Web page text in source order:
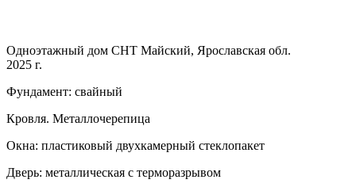
Одноэтажный дом СНТ Майский, Ярославская обл.
2025 г.
Фундамент: свайный
Кровля. Металлочерепица
Окна: пластиковый двухкамерный стеклопакет
Дверь: металлическая с терморазрывом